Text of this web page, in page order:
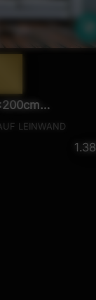
Action
hochwertig
LEINWAND